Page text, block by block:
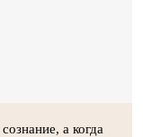
а когда